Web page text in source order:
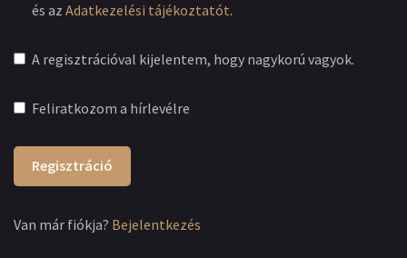
és az Adatkezelési tájékoztatót.
A regisztrációval kijelentem, hogy nagykorú vagyok.
Feliratkozom a hírlevélre
Regisztráció
Van már fiókja? Bejelentkezés